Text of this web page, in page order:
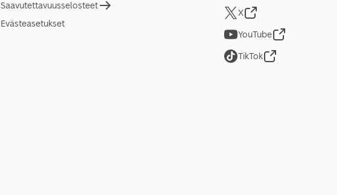
Saavutettavuusselosteet
Evästeasetukset
X
YouTube
TikTok